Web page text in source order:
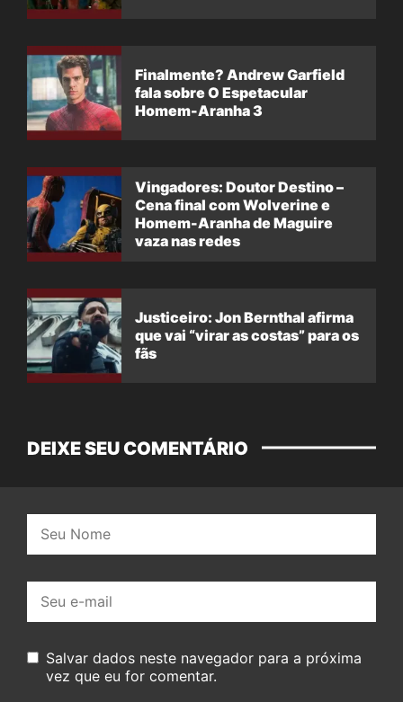
Finalmente? Andrew Garfield
fala sobre O Espetacular
Homem-Aranha 3
Vingadores: Doutor Destino –
Cena final com Wolverine e
Homem-Aranha de Maguire
vaza nas redes
Justiceiro: Jon Bernthal afirma
que vai “virar as costas” para os
fãs
DEIXE SEU COMENTÁRIO
mail:
Salvar dados neste navegador para a próxima
vez que eu for comentar.